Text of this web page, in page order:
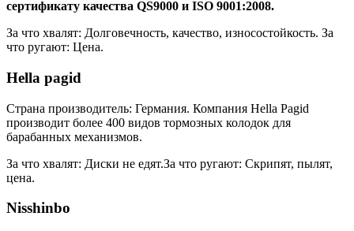
сертификату качества QS9000 и ISO 9001:2008.
За что хвалят: Долговечность, качество, износостойкость. За
что ругают: Цена.
Hella pagid
Страна производитель: Германия. Компания Hella Pagid
производит более 400 видов тормозных колодок для
барабанных механизмов.
За что хвалят: Диски не едят.За что ругают: Скрипят, пылят,
цена.
Nisshinbo